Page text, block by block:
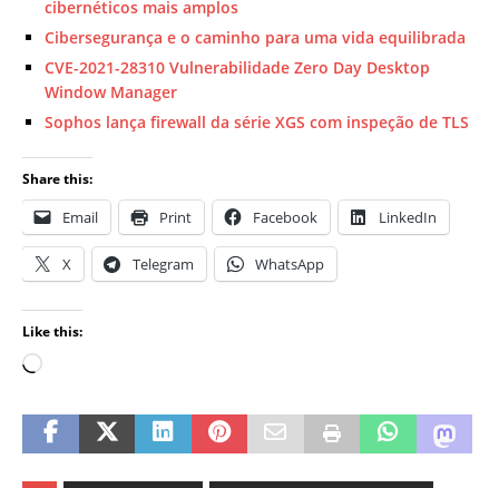
cibernéticos mais amplos
Cibersegurança e o caminho para uma vida equilibrada
CVE-2021-28310 Vulnerabilidade Zero Day Desktop
Window Manager
Sophos lança firewall da série XGS com inspeção de TLS
Share this:
Email Print Facebook LinkedIn
X Telegram WhatsApp
Like this: